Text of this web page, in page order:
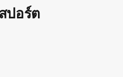
ปอร์ต